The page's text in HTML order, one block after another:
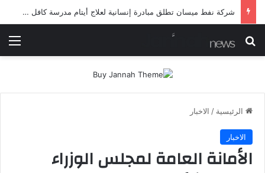
شرطة ميسان تلقي القبض على مطلقي العيارات النارية أثناء تشييع جنائزي في العمارة
بحث عن
الرئيسية / الاخبار
الاخبار
الأمانة العامة لمجلس الوزراء